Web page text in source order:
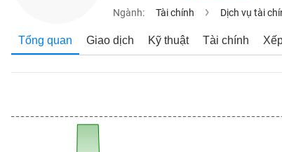
Ngành: Tài chính Dịch vụ tài
Tổng quan Giao dịch Kỹ thuật Tài chính
NGHIỆP
SẢN